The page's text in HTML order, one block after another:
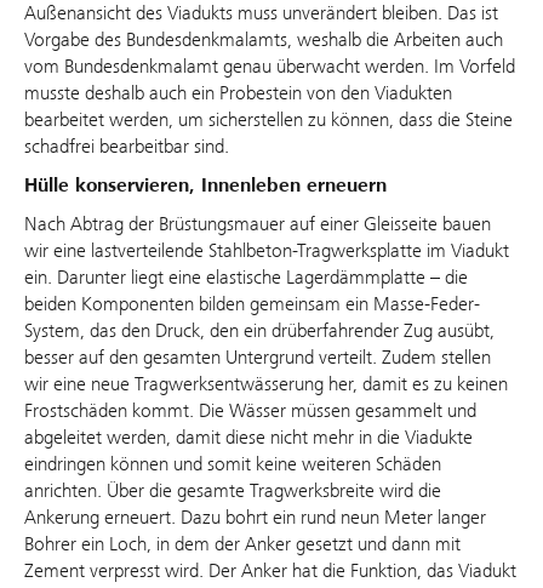
Außenansicht des Viadukts muss unverändert bleiben. Das ist
Vorgabe des Bundesdenkmalamts, weshalb die Arbeiten auch
vom Bundesdenkmalamt genau überwacht werden. Im Vorfeld
musste deshalb auch ein Probestein von den Viadukten
bearbeitet werden, um sicherstellen zu können, dass die Steine
schadfrei bearbeitbar sind.
Hülle konservieren, Innenleben erneuern
Nach Abtrag der Brüstungsmauer auf einer Gleisseite bauen
wir eine lastverteilende Stahlbeton-Tragwerksplatte im Viadukt
ein. Darunter liegt eine elastische Lagerdämmplatte – die
beiden Komponenten bilden gemeinsam ein Masse-Feder-
System, das den Druck, den ein drüberfahrender Zug ausübt,
besser auf den gesamten Untergrund verteilt. Zudem stellen
wir eine neue Tragwerksentwässerung her, damit es zu keinen
Frostschäden kommt. Die Wässer müssen gesammelt und
abgeleitet werden, damit diese nicht mehr in die Viadukte
eindringen können und somit keine weiteren Schäden
anrichten. Über die gesamte Tragwerksbreite wird die
Ankerung erneuert. Dazu bohrt ein rund neun Meter langer
Bohrer ein Loch, in dem der Anker gesetzt und dann mit
Zement verpresst wird. Der Anker hat die Funktion, das Viadukt